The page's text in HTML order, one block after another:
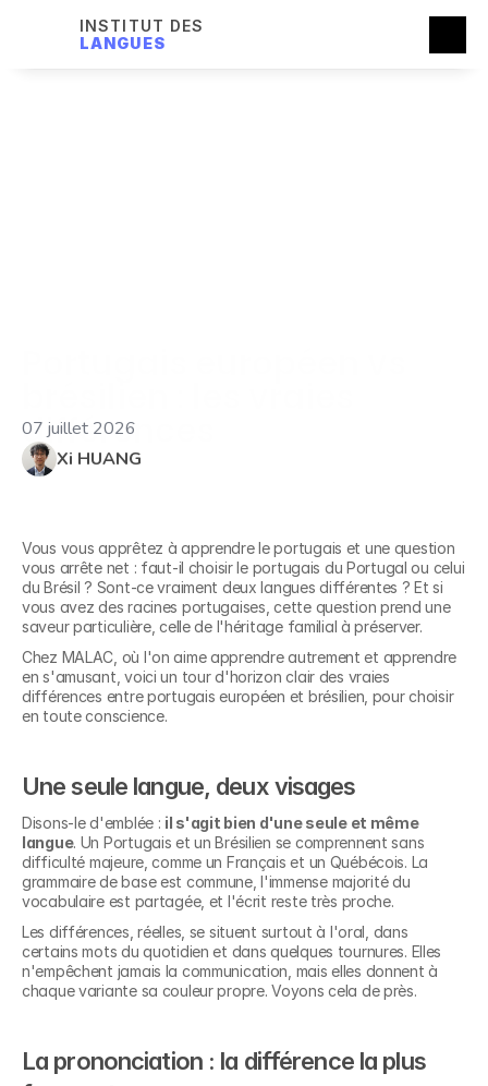
INSTITUT DES
LANGUES
différences
Xi HUANG
07 juillet 2026
Vous vous apprêtez à apprendre le portugais et une question
vous arrête net : faut-il choisir le portugais du Portugal ou celui
du Brésil ? Sont-ce vraiment deux langues différentes ? Et si
vous avez des racines portugaises, cette question prend une
saveur particulière, celle de l'héritage familial à préserver.
Chez MALAC, où l'on aime apprendre autrement et apprendre
en s'amusant, voici un tour d'horizon clair des vraies
différences entre portugais européen et brésilien, pour choisir
en toute conscience.
Une seule langue, deux visages
Disons-le d'emblée : il s'agit bien d'une seule et même
langue. Un Portugais et un Brésilien se comprennent sans
difficulté majeure, comme un Français et un Québécois. La
grammaire de base est commune, l'immense majorité du
vocabulaire est partagée, et l'écrit reste très proche.
Les différences, réelles, se situent surtout à l'oral, dans
certains mots du quotidien et dans quelques tournures. Elles
n'empêchent jamais la communication, mais elles donnent à
chaque variante sa couleur propre. Voyons cela de près.
La prononciation : la différence la plus